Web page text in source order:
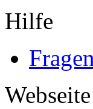
Hilfe
Webseite